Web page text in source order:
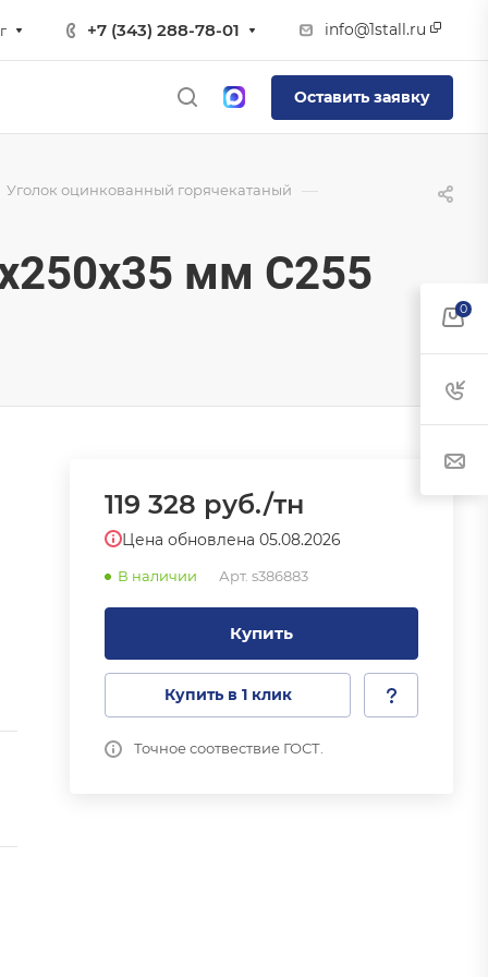
+7 (343) 288-78-01 info@1stall.ru
Оставить заявку
Уголок оцинкованный горячекатаный —
мм С255
119 328 руб./тн
Цена обновлена 05.08.2026
В наличии Арт. s386883
Купить
Купить в 1 клик
Точное соотвествие ГОСТ.
0